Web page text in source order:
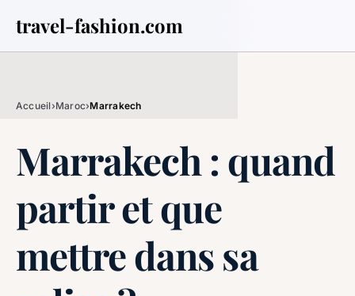
travel-fashion.com
Accueil›Maroc›Marrakech
Marrakech : quand
partir et que
mettre dans sa